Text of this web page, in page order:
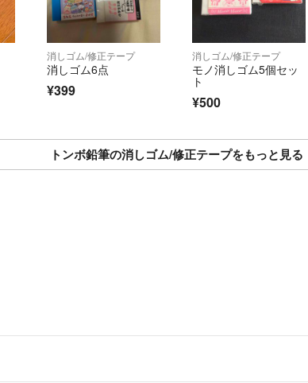
消しゴム/修正テープ
消しゴム6点
¥399
消しゴム/修正テープ
モノ消しゴム5個セッ
ト
¥500
トンボ鉛筆の消しゴム/修正テープをもっと見る